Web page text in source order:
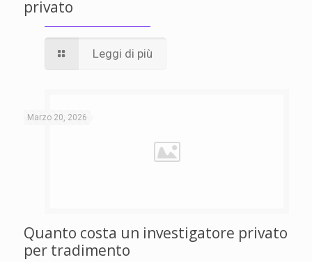
privato
Leggi di più
Marzo 20, 2026
Quanto costa un investigatore privato
per tradimento